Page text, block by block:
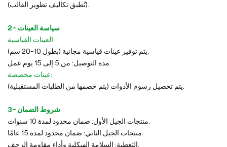
(تُطبق تكاليف تطوير القالب).
2- سياسة العينات
العينات القياسية:
يتم توفير عينات قياسية مجانية (بطول 10-20 سم).
مدة التوصيل: من 5 إلى 15 يوم عمل.
عينات مخصصة:
يتم تحصيل رسوم الأدوات (يتم خصمها من الطلبات المستقبلية).
3- شروط الضمان
منتجات الجيل الأول: ضمان محدود لمدة 10 سنوات.
منتجات الجيل الثاني: ضمان محدود لمدة 15 عامًا.
التغطية: السلامة الهيكلية وأداء مقاومة الزحف.